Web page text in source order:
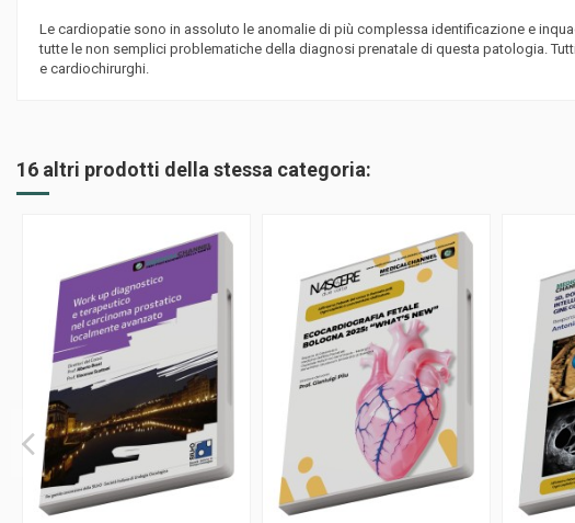
Le cardiopatie sono in assoluto le anomalie di più complessa identificazione e
tutte le non semplici problematiche della diagnosi prenatale di questa patologia.
e cardiochirurghi.
16 altri prodotti della stessa categoria: